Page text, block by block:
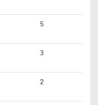
5
3
2